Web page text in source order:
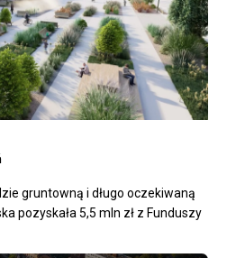
gruntowną i długo oczekiwaną
pozyskała 5,5 mln zł z Funduszy